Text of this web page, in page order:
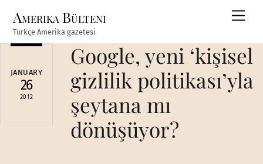
content
Amerika Bülteni
Türkçe Amerika gazetesi
JANUARY
26
2012
Google, yeni ‘kişisel
gizlilik politikası’yla
şeytana mı
dönüşüyor?